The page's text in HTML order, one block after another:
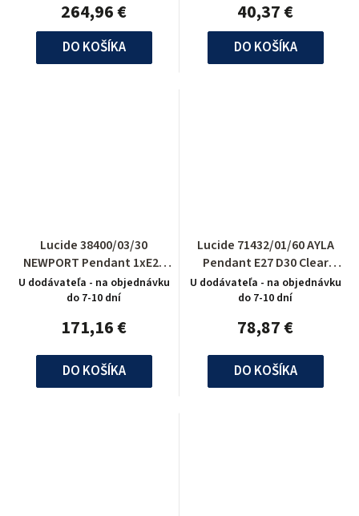
264,96 €
DO KOŠÍKA
40,37 €
DO KOŠÍKA
Lucide 38400/03/30
NEWPORT Pendant 1xE27
H120 L80cm Black
U dodávateľa - na objednávku
do 7-10 dní
171,16 €
DO KOŠÍKA
Lucide 71432/01/60 AYLA
Pendant E27 D30 Clear
Glass/Chrome
U dodávateľa - na objednávku
do 7-10 dní
78,87 €
DO KOŠÍKA